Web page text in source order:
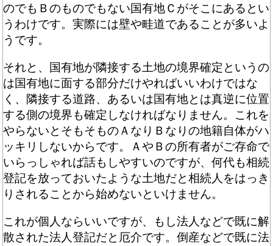
のでもＢのものでもない国有地Ｃがそこにあるとい
うわけです。実際には壁や畦道であることが多いよ
うです。
それと、国有地が隣接する土地の境界確定というの
は国有地に面する部分だけやればいいわけではな
く、隣接する道路、あるいは国有地とは真逆に位置
する側の境界も確定しなければなりません。これを
やらないとそもそものＡなりＢなりの地籍自体がハ
ッキリしないからです。ＡやＢの所有者がご存命で
いらっしゃれば話もしやすいのですが、何代も相続
登記を放っておいたような土地だと相続人をはっき
りされることから始めないといけません。
これが個人ならいいですが、もし法人などで既に解
散された法人登記だと厄介です。倒産などで既に法